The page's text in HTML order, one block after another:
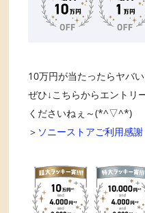
10万円が当たったらヤバ
ぜひ↓こちらからエントリ
くださいねぇ～(*^▽^*)
＞ ソニーストアご利用感